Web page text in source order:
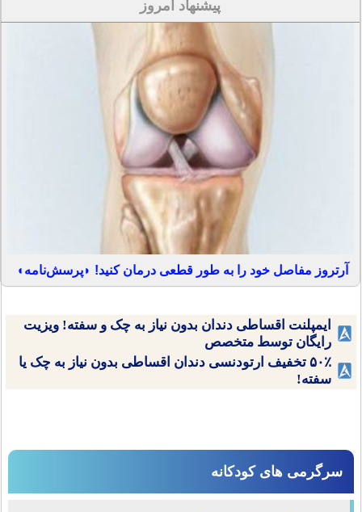
پیشنهاد امروز
آرتروز مفاصل خود را به طور قطعی درمان کنید! ◗پرسش‌نامه◖
ایمپلنت اقساطی دندان بدون نیاز به چک و سفته! ویزیت
رایگان توسط متخصص
۵۰٪ تخفیف ارتودنسی دندان اقساطی بدون نیاز به چک یا
سفته!
سرگرمی های کودکانه